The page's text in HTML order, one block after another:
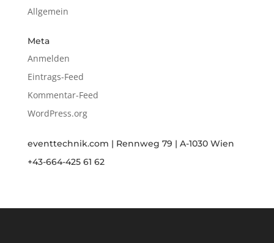
Allgemein
Meta
Anmelden
Eintrags-Feed
Kommentar-Feed
WordPress.org
eventtechnik.com | Rennweg 79 | A-1030 Wien
+43-664-425 61 62